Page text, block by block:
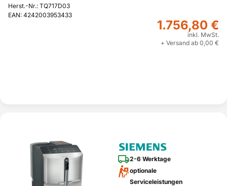
Herst.-Nr.: TQ717D03
EAN: 4242003953433
1.756,80 €
inkl. MwSt.
+ Versand ab 0,00 €
2-6 Werktage
optionale
Serviceleistungen